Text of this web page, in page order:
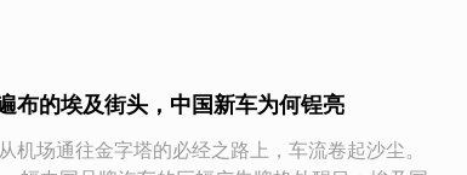
布的埃及街头，中国新车为何锃亮
机场通往金字塔的必经之路上，车流卷起沙尘。